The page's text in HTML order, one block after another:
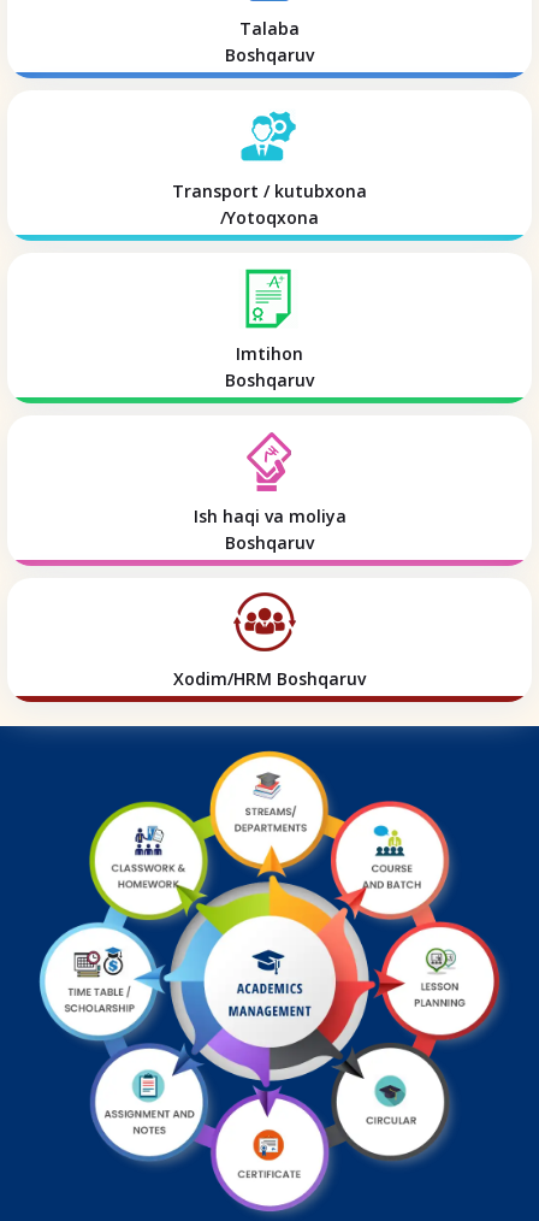
Talaba
Boshqaruv
Transport / kutubxona
/Yotoqxona
Imtihon
Boshqaruv
Ish haqi va moliya
Boshqaruv
Xodim/HRM Boshqaruv